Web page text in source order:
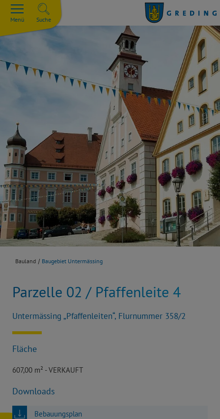
Menü Suche
Bauland Baugebiet Untermässing
Parzelle 02 / Pfaffenleite 4
Untermässing „Pfaffenleiten“, Flurnummer 358/2
Fläche
607,00 m² - VERKAUFT
Downloads
Bebauungsplan